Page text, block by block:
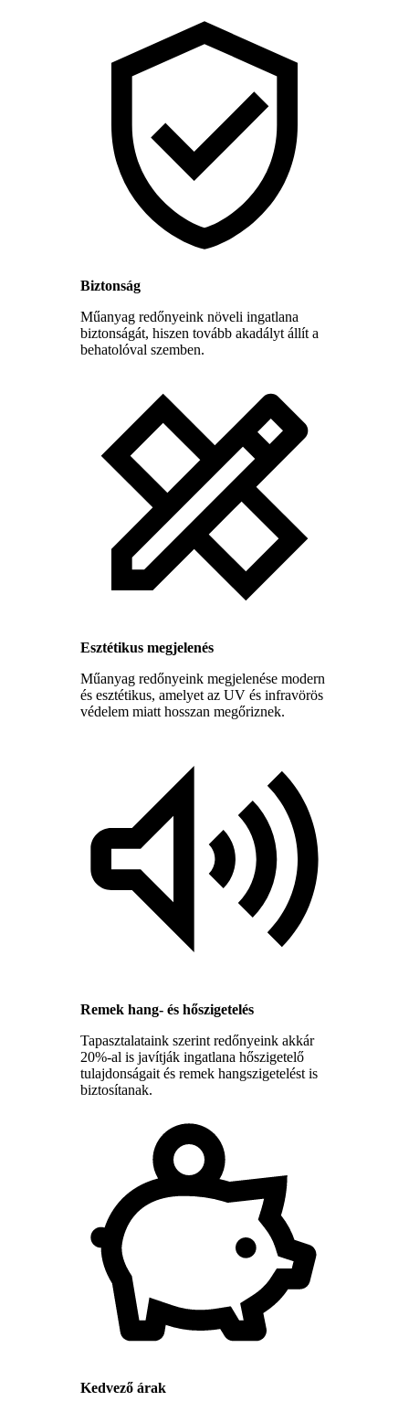
Biztonság
Műanyag redőnyeink növeli ingatlana
biztonságát, hiszen tovább akadályt állít a
behatolóval szemben.
Esztétikus megjelenés
Műanyag redőnyeink megjelenése modern
és esztétikus, amelyet az UV és infravörös
védelem miatt hosszan megőriznek.
Remek hang- és hőszigetelés
Tapasztalataink szerint redőnyeink akkár
20%-al is javítják ingatlana hőszigetelő
tulajdonságait és remek hangszigetelést is
biztosítanak.
Kedvező árak